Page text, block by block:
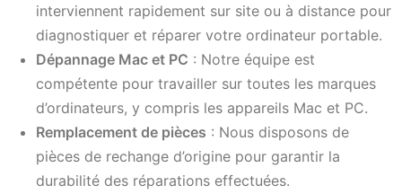
interviennent rapidement sur site ou à distance pour
diagnostiquer et réparer votre ordinateur portable.
Dépannage Mac et PC : Notre équipe est
compétente pour travailler sur toutes les marques
d’ordinateurs, y compris les appareils Mac et PC.
Remplacement de pièces : Nous disposons de
pièces de rechange d’origine pour garantir la
durabilité des réparations effectuées.